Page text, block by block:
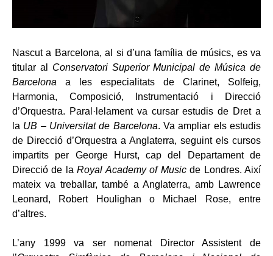
Nascut a Barcelona, al si d’una família de músics, es va
titular al Conservatori Superior Municipal de Música de
Barcelona a les especialitats de Clarinet, Solfeig,
Harmonia, Composició, Instrumentació i Direcció
d’Orquestra. Paral·lelament va cursar estudis de Dret a
la UB – Universitat de Barcelona. Va ampliar els estudis
de Direcció d’Orquestra a Anglaterra, seguint els cursos
impartits per George Hurst, cap del Departament de
Direcció de laRoyal Academy of Musicde Londres. Així
mateix va treballar, també a Anglaterra, amb Lawrence
Leonard, Robert Houlighan o Michael Rose, entre
d’altres.
L’any 1999 va ser nomenat Director Assistent de